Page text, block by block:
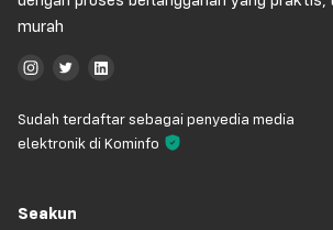
murah
Sudah terdaftar sebagai penyedia media
elektronik di Kominfo
Seakun